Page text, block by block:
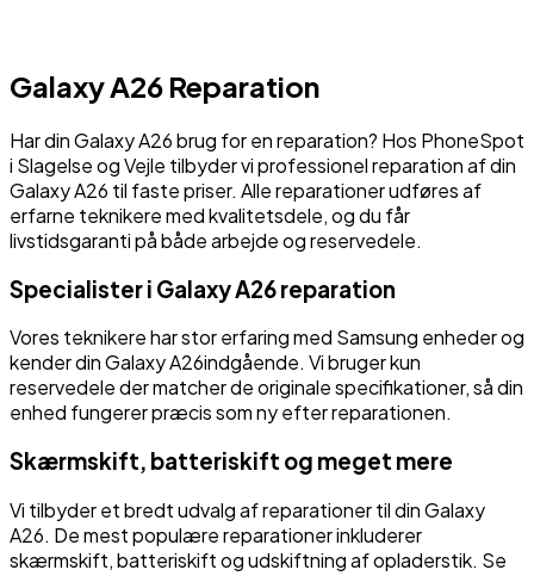
Galaxy A26 Reparation
Har dinGalaxy A26brug for en reparation? Hos PhoneSpot
i Slagelse og Vejle tilbyder vi professionel reparation af din
Galaxy A26 til faste priser. Alle reparationer udføres af
erfarne teknikere med kvalitetsdele, og du får
livstidsgaranti på både arbejde og reservedele.
Specialister i Galaxy A26reparation
Vores teknikere har stor erfaring med Samsung enheder og
kender dinGalaxy A26indgående. Vi bruger kun
reservedele der matcher de originale specifikationer, så din
enhed fungerer præcis som ny efter reparationen.
Skærmskift, batteriskift og meget mere
Vi tilbyder et bredt udvalg af reparationer til dinGalaxy
A26. De mest populære reparationer inkluderer
skærmskift, batteriskift og udskiftning af opladerstik. Se